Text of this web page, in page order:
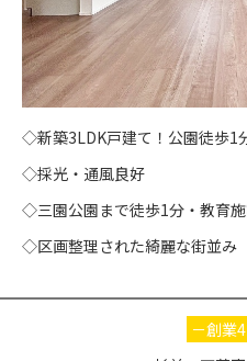
◇新築3LDK戸建て！公園徒歩1
◇採光・通風良好
◇三園公園まで徒歩1分・教育施
◇区画整理された綺麗な街並み
－創業